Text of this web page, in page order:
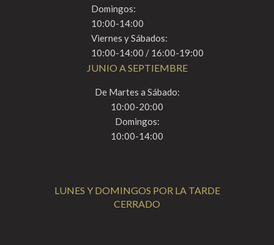
Domingos:
10:00-14:00
Viernes y Sábados:
10:00-14:00 / 16:00-19:00
JUNIO A SEPTIEMBRE
De Martes a Sábado:
10:00-20:00
Domingos:
10:00-14:00
LUNES Y DOMINGOS POR LA TARDE
CERRADO